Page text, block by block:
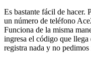
Es bastante fácil de hacer.
un número de teléfono
Funciona de la misma
ingresa el código que
registra nada y no